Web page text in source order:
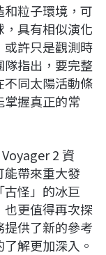
粒子環境，可
具有相似演化
許只是觀測時
指出，要完整
同太陽活動條
握真正的常
2 資
能帶來重大發
怪」的冰巨
更值得再次探
供了新的參考
解更加深入。